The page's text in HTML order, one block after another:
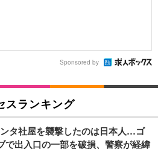
Sponsored by
スランキング
タ社屋を襲撃したのは日本人…ゴ
で出入口の一部を破損、警察が経緯